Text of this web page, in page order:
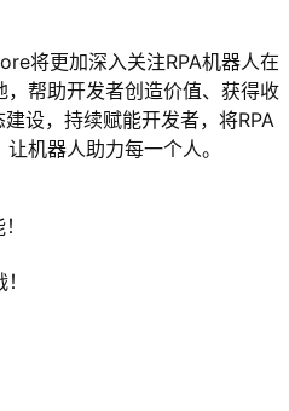
将更加深入关注RPA机器人在
帮助开发者创造价值、获得收
设，持续赋能开发者，将RPA
机器人助力每一个人。